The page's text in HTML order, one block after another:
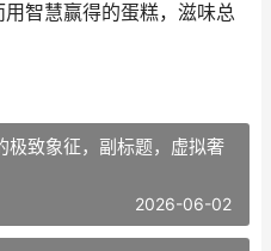
智慧赢得的蛋糕，滋味总
致象征，副标题，虚拟奢
2026-06-02